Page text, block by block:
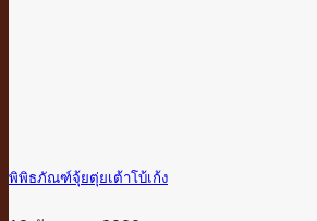
พิพิธภัณฑ์จุ้ยตุ่ยเต้าโบ้เก้ง